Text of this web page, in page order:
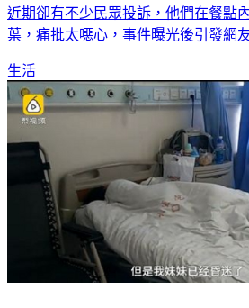
近期卻有不少民眾投訴，他們在餐點
葉，痛批太噁心，事件曝光後引發網
生活